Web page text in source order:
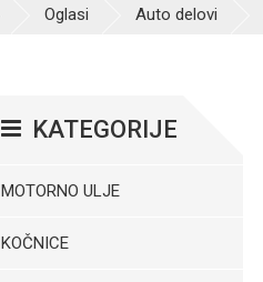
Oglasi Auto delovi
KATEGORIJE
MOTORNO ULJE
KOČNICE